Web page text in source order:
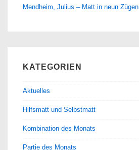
Mendheim, Julius – Matt in neun Zügen
KATEGORIEN
Aktuelles
Hilfsmatt und Selbstmatt
Kombination des Monats
Partie des Monats